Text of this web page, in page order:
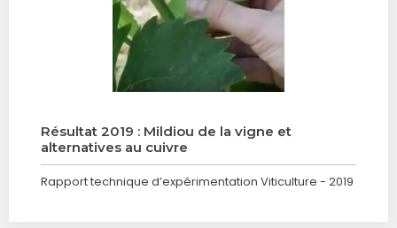
Résultat 2019 : Mildiou de la vigne et
alternatives au cuivre
Rapport technique d’expérimentation Viticulture - 2019